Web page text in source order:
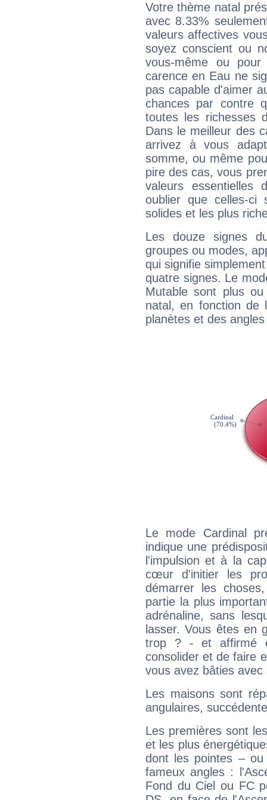
Votre thème natal
avec 8.33%
valeurs affectives
soyez conscient ou
vous-même ou
carence en Eau ne
pas capable d'aimer
chances par contre
toutes les richesses
Dans le meilleur des
arrivez à vous
somme, ou même
pire des cas, vous
valeurs
oublier que celles-
solides et les plus
Les douze signes
groupes ou modes,
qui signifie
quatre signes. Le
Mutable sont plus
natal, en fonction de
planètes et des
Le mode Cardinal
indique une
l'impulsion et à la
cœur d'initier les
démarrer les
partie la plus
adrénaline, sans
lasser. Vous êtes en
trop ? - et affirmé
consolider et de faire
vous avez bâties avec
Les maisons sont
angulaires,
Les premières sont
et les plus
dont les pointes –
fameux angles :
Fond du Ciel ou FC